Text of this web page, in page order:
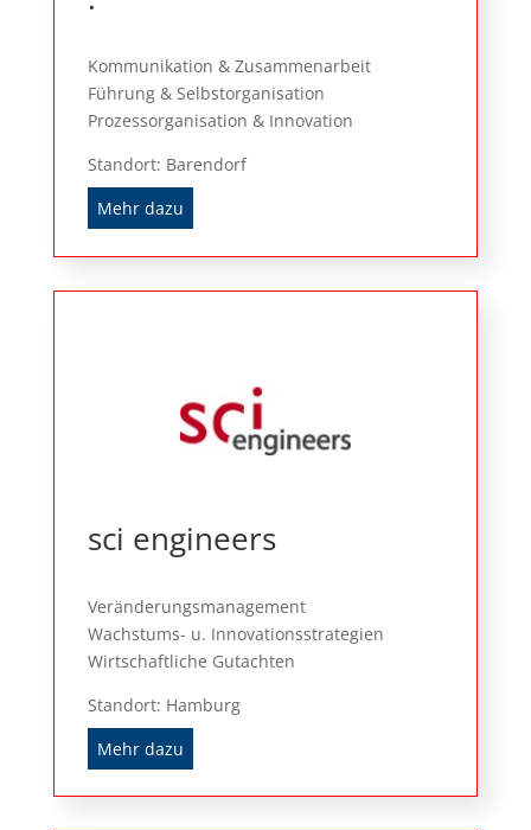
Kommunikation & Zusammenarbeit
Führung & Selbstorganisation
Prozessorganisation & Innovation
Standort: Barendorf
Mehr dazu
sci engineers
Veränderungsmanagement
Wachstums- u. Innovationsstrategien
Wirtschaftliche Gutachten
Standort: Hamburg
Mehr dazu